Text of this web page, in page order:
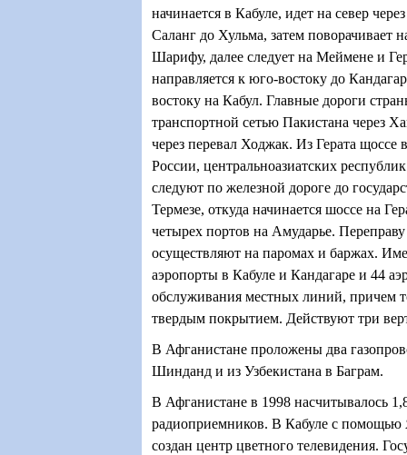
начинается в Кабуле, идет на север
Саланг до Хульма, затем поворачивает
Шарифу, далее следует на Меймене и
направляется к юго-востоку до
востоку на Кабул. Главные дороги
транспортной сетью Пакистана через
через перевал Ходжак. Из Герата щоссе
России, центральноазиатских
следуют по железной дороге до
Термезе, откуда начинается шоссе на
четырех портов на Амударье. Переправу
осуществляют на паромах и баржах.
аэропорты в Кабуле и Кандагаре и 44
обслуживания местных линий, причем
твердым покрытием. Действуют три
В Афганистане проложены два
Шинданд и из Узбекистана в Баграм.
В Афганистане в 1998 насчитывалось
радиоприемников. В Кабуле с
создан центр цветного телевидения.